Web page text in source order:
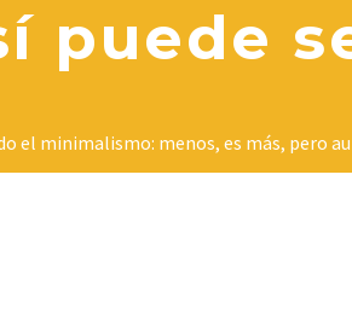
puede
el minimalismo: menos, es más, pero